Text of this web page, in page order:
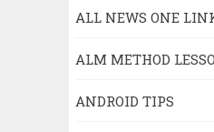
ALL NEWS ONE
ALM METHOD
ANDROID TIPS